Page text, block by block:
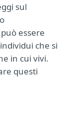
sul
essere
che si
in cui vivi.
questi